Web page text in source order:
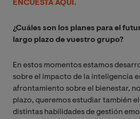
ENCUESTA AQUÍ.
¿Cuáles son los planes para el
largo plazo de vuestro grupo?
En estos momentos estamos
sobre el impacto de la inteligencia
afrontamiento sobre el bienestar,
plazo, queremos estudiar también
distintas habilidades de gestión